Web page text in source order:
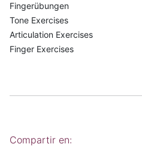
Fingerübungen
Tone Exercises
Articulation Exercises
Finger Exercises
Compartir en: